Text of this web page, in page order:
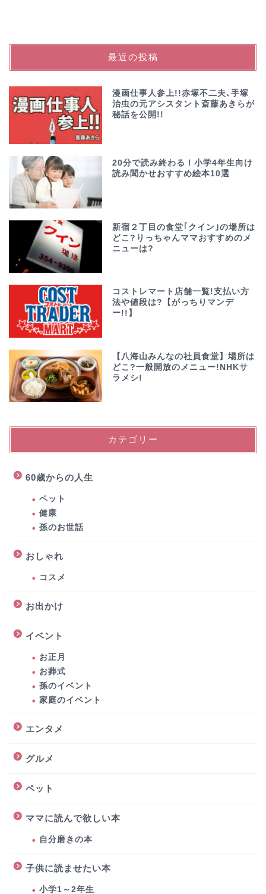
最近の投稿
漫画仕事人参上!!赤塚不二夫､手塚
治虫の元アシスタント斎藤あきらが
秘話を公開!!
20分で読み終わる！小学4年生向け
読み聞かせおすすめ絵本10選
新宿２丁目の食堂｢クイン｣の場所は
どこ?りっちゃんママおすすめのメ
ニューは?
コストレマート店舗一覧!支払い方
法や値段は?【がっちりマンデ
ー!!】
【八海山みんなの社員食堂】場所は
どこ?一般開放のメニュー!NHKサ
ラメシ!
カテゴリー
60歳からの人生
ペット
健康
孫のお世話
おしゃれ
コスメ
お出かけ
イベント
お正月
お葬式
孫のイベント
家庭のイベント
エンタメ
グルメ
ペット
ママに読んで欲しい本
自分磨きの本
子供に読ませたい本
小学1～2年生